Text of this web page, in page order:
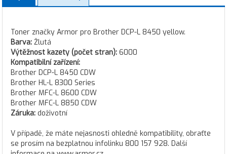
Toner značky Armor pro Brother DCP-L 8450 yellow.
Barva: Žlutá
Výtěžnost kazety (počet stran): 6000
Kompatibilní zařízení:
Brother DCP-L 8450 CDW
Brother HL-L 8300 Series
Brother MFC-L 8600 CDW
Brother MFC-L 8850 CDW
Záruka: doživotní
V případě, že máte nejasnosti ohledně kompatibility, obraťte
se prosím na bezplatnou infolinku 800 157 928. Další